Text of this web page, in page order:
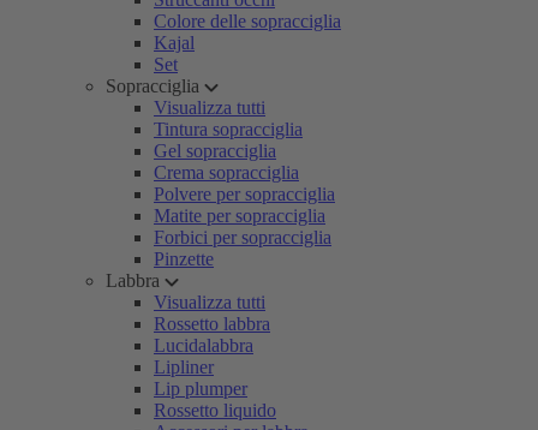
Colore delle sopracciglia
Kajal
Set
Sopracciglia
Visualizza tutti
Tintura sopracciglia
Gel sopracciglia
Crema sopracciglia
Polvere per sopracciglia
Matite per sopracciglia
Forbici per sopracciglia
Pinzette
Labbra
Visualizza tutti
Rossetto labbra
Lucidalabbra
Lipliner
Lip plumper
Rossetto liquido